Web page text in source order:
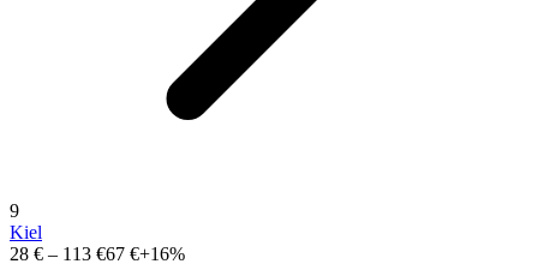
9
Kiel
28 € – 113 €67 €+16%